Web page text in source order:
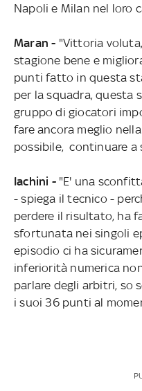
Napoli e Milan nel loro
Maran - "Vittoria
stagione bene e
punti fatto in questa
per la squadra, questa
gruppo di giocatori
fare ancora meglio
possibile, continuare a
Iachini -"E' una
- spiega il tecnico -
perdere il risultato, ha
sfortunata nei singoli
episodio ci ha
inferiorità numerica
parlare degli arbitri, so
i suoi 36 punti al